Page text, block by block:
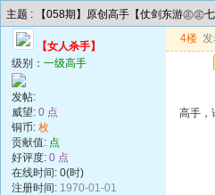
主题 : 【058期】原创高手【仗剑东游㊣㊣
【女人杀手】
级别： 一级高手
发帖:
威望: 0 点
铜币: 枚
贡献值: 点
好评度: 0 点
在线时间: 0(时)
注册时间: 1970-01-01
4楼
高手，